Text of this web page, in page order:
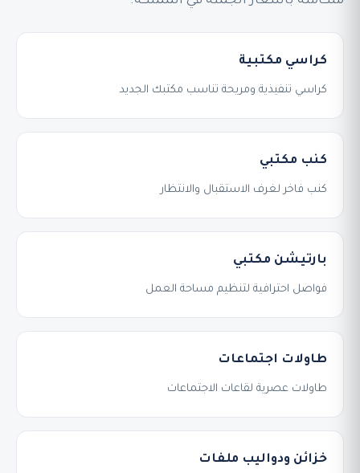
كراسي مكتبية
كراسي تنفيذية ومريحة تناسب مكتبك الجديد
كنب مكتبي
كنب فاخر لغرف الاستقبال والانتظار
بارتيشن مكتبي
فواصل احترافية لتنظيم مساحة العمل
طاولات اجتماعات
طاولات عصرية لقاعات الاجتماعات
خزائن ودواليب ملفات